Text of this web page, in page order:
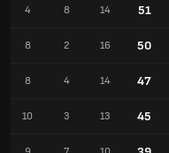
51
14
8
4
50
16
2
8
47
14
4
8
45
13
3
10